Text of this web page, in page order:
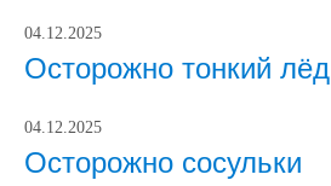
04.12.2025
Осторожно тонкий лёд
04.12.2025
Осторожно сосульки